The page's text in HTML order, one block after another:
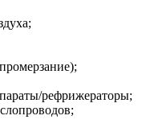
рефрижераторы;